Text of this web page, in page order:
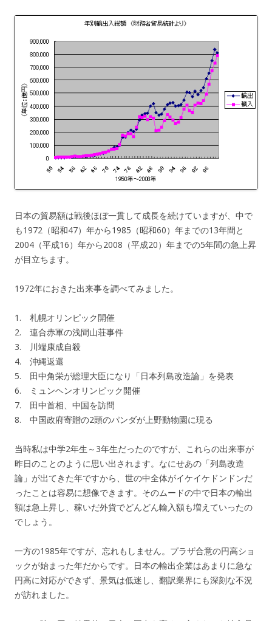
日本の貿易額は戦後ほぼ一貫して成長を続けていますが、中で
も1972（昭和47）年から1985（昭和60）年までの13年間と
2004（平成16）年から2008（平成20）年までの5年間の急上昇
が目立ちます。
1972年におきた出来事を調べてみました。
1. 札幌オリンピック開催
2. 連合赤軍の浅間山荘事件
3. 川端康成自殺
4. 沖縄返還
5. 田中角栄が総理大臣になり「日本列島改造論」を発表
6. ミュンヘンオリンピック開催
7. 田中首相、中国を訪問
8. 中国政府寄贈の2頭のパンダが上野動物園に現る
当時私は中学2年生～3年生だったのですが、これらの出来事が
昨日のことのように思い出されます。なにせあの「列島改造
論」が出てきた年ですから、世の中全体がイケイケドンドンだ
ったことは容易に想像できます。そのムードの中で日本の輸出
額は急上昇し、稼いだ外貨でどんどん輸入額も増えていったの
でしょう。
一方の1985年ですが、忘れもしません。プラザ合意の円高ショ
ックが始まった年だからです。日本の輸出企業はあまりに急な
円高に対応ができず、景気は低迷し、翻訳業界にも深刻な不況
が訪れました。